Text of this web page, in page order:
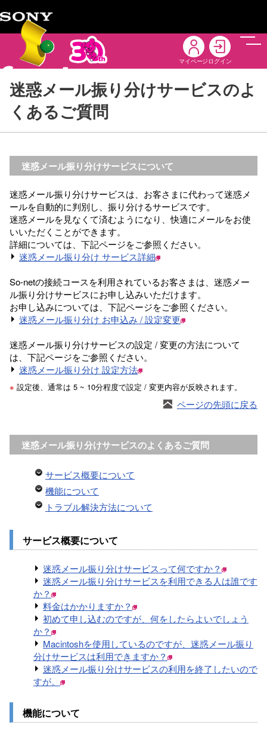
マイページ ログイン
メニ
迷惑メール振り分けサービスのよ
くあるご質問
迷惑メール振り分けサービスについて
迷惑メール振り分けサービスは、お客さまに代わって迷惑メ
ールを自動的に判別し、振り分けるサービスです。
迷惑メールを見なくて済むようになり、快適にメールをお使
いいただくことができます。
詳細については、下記ページをご参照ください。
迷惑メール振り分け サービス詳細
So-netの接続コースを利用されているお客さまは、迷惑メー
ル振り分けサービスにお申し込みいただけます。
お申し込みについては、下記ページをご参照ください。
迷惑メール振り分け お申込み / 設定変更
迷惑メール振り分けサービスの設定 / 変更の方法について
は、下記ページをご参照ください。
迷惑メール振り分け 設定方法
※ 設定後、通常は 5 ~ 10分程度で設定 / 変更内容が反映されます。
ページの先頭に戻る
迷惑メール振り分けサービスのよくあるご質問
サービス概要について
機能について
トラブル解決方法について
サービス概要について
迷惑メール振り分けサービスって何ですか？
迷惑メール振り分けサービスを利用できる人は誰です
か？
料金はかかりますか？
初めて申し込むのですが、何をしたらよいでしょう
か？
Macintoshを使用しているのですが、迷惑メール振り
分けサービスは利用できますか？
迷惑メール振り分けサービスの利用を終了したいので
すが。
機能について